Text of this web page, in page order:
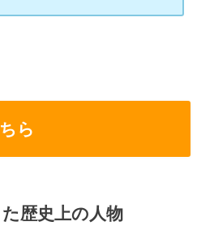
ら
歴史上の人物